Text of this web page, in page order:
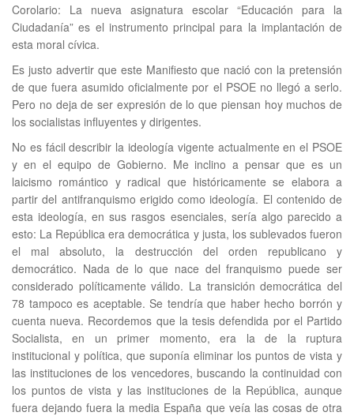
Corolario: La nueva asignatura escolar “Educación para la
Ciudadanía” es el instrumento principal para la implantación de
esta moral cívica.
Es justo advertir que este Manifiesto que nació con la pretensión
de que fuera asumido oficialmente por el PSOE no llegó a serlo.
Pero no deja de ser expresión de lo que piensan hoy muchos de
los socialistas influyentes y dirigentes.
No es fácil describir la ideología vigente actualmente en el PSOE
y en el equipo de Gobierno. Me inclino a pensar que es un
laicismo romántico y radical que históricamente se elabora a
partir del antifranquismo erigido como ideología. El contenido de
esta ideología, en sus rasgos esenciales, sería algo parecido a
esto: La República era democrática y justa, los sublevados fueron
el mal absoluto, la destrucción del orden republicano y
democrático. Nada de lo que nace del franquismo puede ser
considerado políticamente válido. La transición democrática del
78 tampoco es aceptable. Se tendría que haber hecho borrón y
cuenta nueva. Recordemos que la tesis defendida por el Partido
Socialista, en un primer momento, era la de la ruptura
institucional y política, que suponía eliminar los puntos de vista y
las instituciones de los vencedores, buscando la continuidad con
los puntos de vista y las instituciones de la República, aunque
fuera dejando fuera la media España que veía las cosas de otra